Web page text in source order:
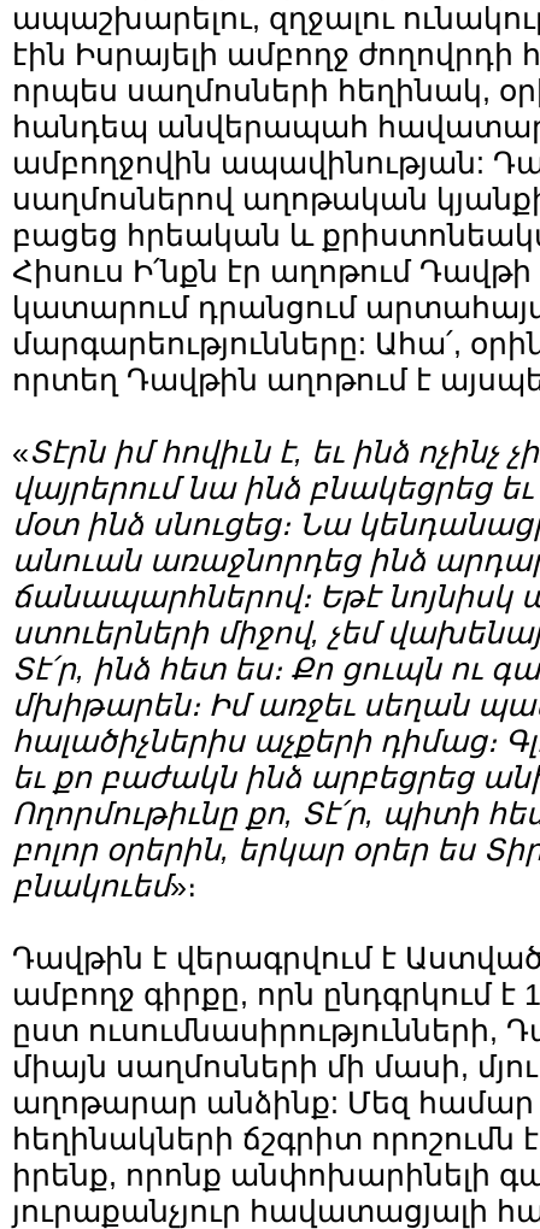
ապաշխարելու, զղջալու
էին Իսրայելի ամբողջ
որպես սաղմոսների հեղինակ,
հանդեպ անվերապահ
ամբողջովին ապավինության:
սաղմոսներով աղոթական
բացեց հրեական և
Հիսուս Ի՛նքն էր աղոթում
կատարում դրանցում
մարգարեությունները: Ահա՛,
որտեղ Դավթին աղոթում է
«Տէրն իմ հովիւն է, եւ ինձ
վայրերում նա ինձ բնակեցրեց
մօտ ինձ սնուցեց։ Նա
անուան առաջնորդեց ինձ
ճանապարհներով։ Եթէ նոյնիսկ
ստուերների միջով, չեմ
Տէ՛ր, ինձ հետ ես։ Քո ցուպն ու
մխիթարեն։ Իմ առջեւ սեղան
հալածիչներիս աչքերի դիմաց։
եւ քո բաժակն ինձ արբեցրեց
Ողորմութիւնը քո, Տէ՛ր, պիտի
բոլոր օրերին, երկար օրեր ես
բնակուեմ»։
Դավթին է վերագրվում է
ամբողջ գիրքը, որն ընդգրկում է
ըստ ուսումնասիրությունների,
միայն սաղմոսների մի մասի,
աղոթարար անձինք: Մեզ համար
հեղինակների ճշգրիտ որոշումն
իրենք, որոնք անփոխարինելի
յուրաքանչյուր հավատացյալի